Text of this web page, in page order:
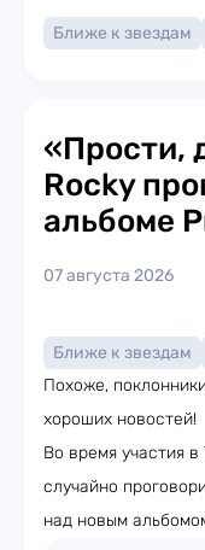
Ближе к звездам
«Прости,
Rocky
альбоме
07 августа 2026
Ближе к звездам
Похоже,
хороших новостей!
Во время участия
случайно
над новым